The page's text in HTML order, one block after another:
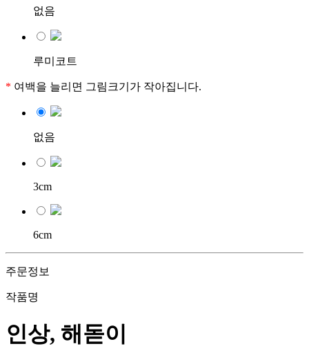
없음
루미코트
* 여백을 늘리면 그림크기가 작아집니다.
없음
3cm
6cm
주문정보
작품명
인상, 해돋이